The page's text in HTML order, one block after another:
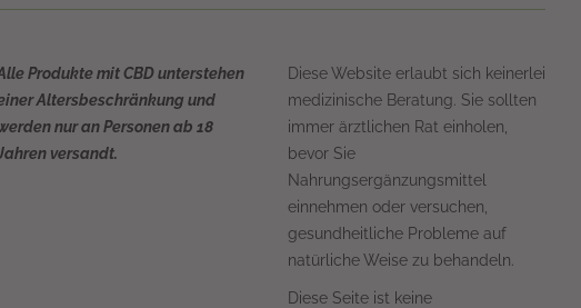
Produkte mit CBD unterstehen
Altersbeschränkung und
nur an Personen ab 18
versandt.
Diese Website erlaubt sich keinerlei
medizinische Beratung. Sie sollten
immer ärztlichen Rat einholen,
bevor Sie
Nahrungsergänzungsmittel
einnehmen oder versuchen,
gesundheitliche Probleme auf
natürliche Weise zu behandeln.
Diese Seite ist keine